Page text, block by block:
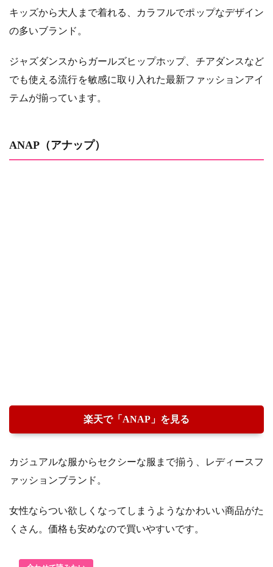
キッズから大人まで着れる、カラフルでポップなデザイン
の多いブランド。
ジャズダンスからガールズヒップホップ、チアダンスなど
でも使える流行を敏感に取り入れた最新ファッションアイ
テムが揃っています。
ANAP（アナップ）
楽天で「ANAP」を見る
カジュアルな服からセクシーな服まで揃う、レディースフ
ァッションブランド。
女性ならつい欲しくなってしまうようなかわいい商品がた
くさん。価格も安めなので買いやすいです。